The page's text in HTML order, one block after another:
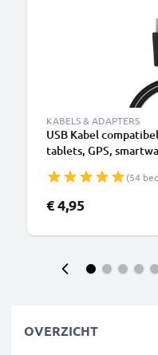
KABELS & ADAPTERS
USB Kabel
tablets, GPS,
(54
€ 4,95
OVERZICHT